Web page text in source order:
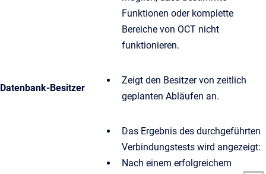
Funktionen oder komplette
Bereiche von OCT nicht
funktionieren.
Datenbank-Besitzer
Zeigt den Besitzer von zeitlich
geplanten Abläufen an.
Das Ergebnis des durchgeführten
Verbindungstests wird angezeigt:
Nach einem erfolgreichem